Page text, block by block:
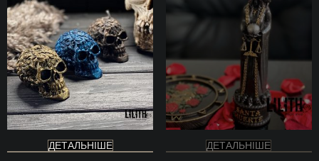
000 ГРН
ДЕТАЛЬНІШЕ ДЕТАЛЬНІШЕ